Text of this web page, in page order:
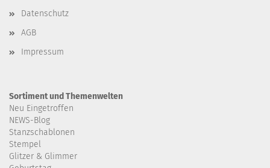
Datenschutz
AGB
Impressum
Sortiment und Themenwelten
Neu Eingetroffen
NEWS-Blog
Stanzschablonen
Stempel
Glitzer & Glimmer